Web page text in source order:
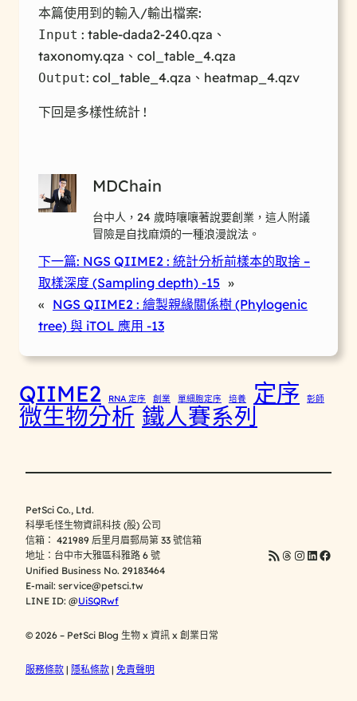
本篇使用到的輸入/輸出檔案:
Input : table-dada2-240.qza、
taxonomy.qza、col_table_4.qza
Output: col_table_4.qza、heatmap_4.qzv
下回是多樣性統計 !
MDChain
台中人，24 歲時嚷嚷著說要創業，這人附議
冒險是自找麻煩的一種浪漫說法。
下一篇: NGS QIIME2 : 統計分析前樣本的取捨 –
取樣深度 (Sampling depth) -15 »
« NGS QIIME2 : 繪製親緣關係樹 (Phylogenic
tree) 與 iTOL 應用 -13
QIIME2 RNA 定序 創業 單細胞定序 培養 定序 彰師
微生物分析 鐵人賽系列
PetSci Co., Ltd.
科學毛怪生物資訊科技 (股) 公司
信箱： 421989 后里月眉郵局第 33 號信箱
地址：台中市大雅區科雅路 6 號
Unified Business No. 29183464
E-mail: service@petsci.tw
LINE ID: @UiSQRwf
https://
Threads
Instagram
© 2026 – PetSci Blog 生物 x 資訊 x 創業日常
服務條款 | 隱私條款 | 免責聲明